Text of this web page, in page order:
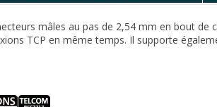
mâles au pas de 2,54 mm en bout
TCP en même temps. Il supporte